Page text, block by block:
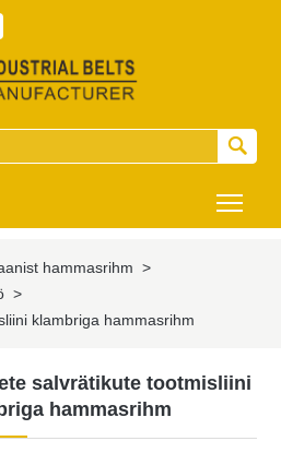

hammasrihm >
>
klambriga hammasrihm
salvrätikute tootmisliini
hammasrihm